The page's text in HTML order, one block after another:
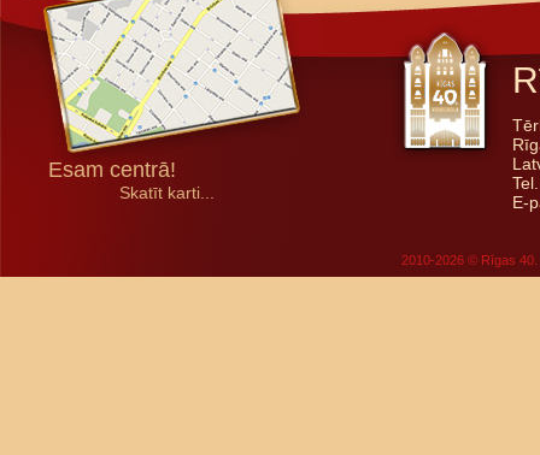
Esam centrā!
Skatīt karti...
E-
2010-2026 © Rīgas